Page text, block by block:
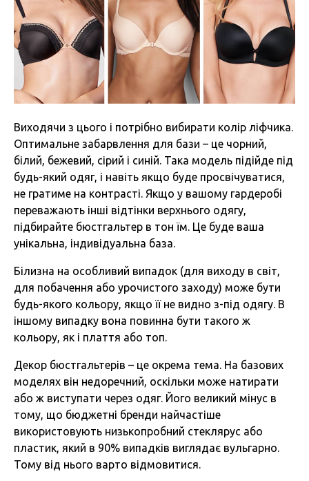
Виходячи з цього і потрібно вибирати колір ліфчика.
Оптимальне забарвлення для бази – це чорний,
білий, бежевий, сірий і синій. Така модель підійде під
будь-який одяг, і навіть якщо буде просвічуватися,
не гратиме на контрасті. Якщо у вашому гардеробі
переважають інші відтінки верхнього одягу,
підбирайте бюстгальтер в тон їм. Це буде ваша
унікальна, індивідуальна база.
Білизна на особливий випадок (для виходу в світ,
для побачення або урочистого заходу) може бути
будь-якого кольору, якщо її не видно з-під одягу. В
іншому випадку вона повинна бути такого ж
кольору, як і плаття або топ.
Декор бюстгальтерів – це окрема тема. На базових
моделях він недоречний, оскільки може натирати
або ж виступати через одяг. Його великий мінус в
тому, що бюджетні бренди найчастіше
використовують низькопробний стеклярус або
пластик, який в 90% випадків виглядає вульгарно.
Тому від нього варто відмовитися.